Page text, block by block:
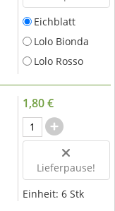
Eichblatt
Lolo Bionda
Lolo Rosso
1,80 €
Lieferpause!
Einheit: 6 Stk